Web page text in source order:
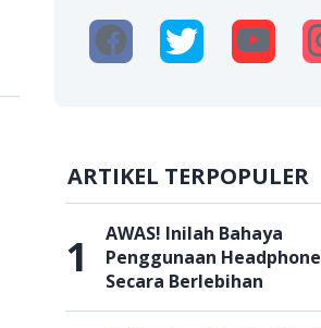
ARTIKEL TERPOPULER
1
AWAS! Inilah Bahaya
Penggunaan Headphone
Secara Berlebihan